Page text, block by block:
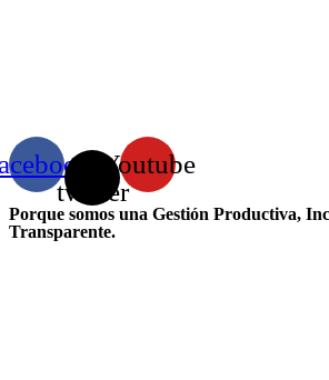
X-
twitter
Youtube
Porque somos una Gestión Productiva,
Transparente.